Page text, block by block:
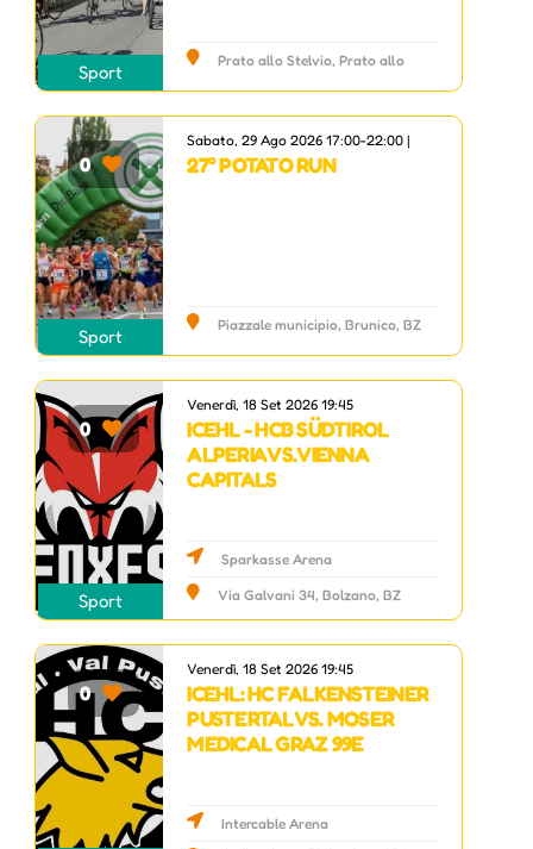
Sport
Prato allo Stelvio, Prato allo
0
Sport
Sabato, 29 Ago 2026 17:00-22:00 |
27° POTATO RUN
Piazzale municipio, Brunico, BZ
0
Sport
Venerdì, 18 Set 2026 19:45
ICEHL - HCB SÜDTIROL
ALPERIA VS. VIENNA
CAPITALS
Sparkasse Arena
Via Galvani 34, Bolzano, BZ
0
Venerdì, 18 Set 2026 19:45
ICEHL: HC FALKENSTEINER
PUSTERTAL VS. MOSER
MEDICAL GRAZ 99E
Intercable Arena